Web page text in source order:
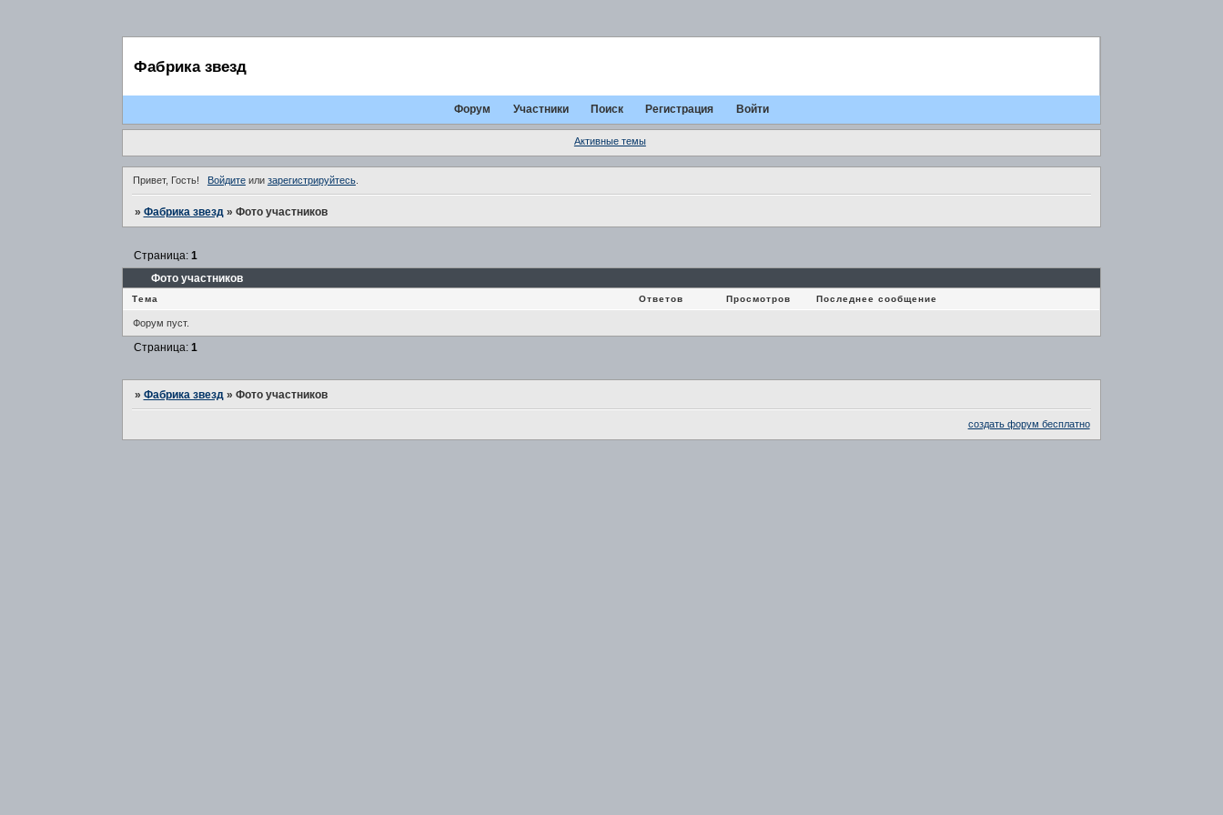
Фабрика звезд
Форум Участники Поиск Регистрация Войти
Активные темы
Привет, Гость! Войдитеили зарегистрируйтесь.
» Фабрика звезд » Фото участников
Фото участников
Страница: 1
Тема Ответов Просмотров Последнее сообщение
Форум пуст.
Страница: 1
» Фабрика звезд » Фото участников
создать форум бесплатно